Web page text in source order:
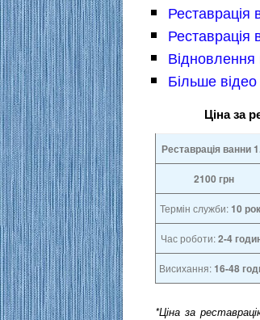
Реставрація
Більше
Ціна за
Реставрація ванни
2100 грн
Термін служби:10
Час роботи:2-4
Висихання:16-48
*Ціна за